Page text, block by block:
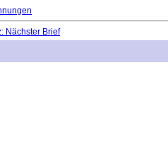
Nächster Brief